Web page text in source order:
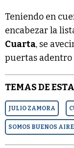
Teniendo en
encabezar la
Cuarta, se
puertas
TEMAS DE
JULIO ZAMORA
SOMOS BUENOS